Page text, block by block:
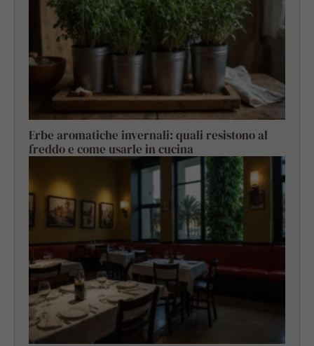
Erbe aromatiche invernali: quali resistono al
freddo e come usarle in cucina